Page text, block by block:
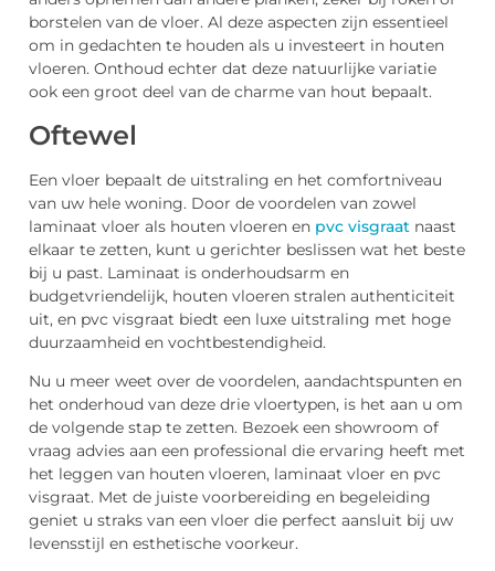
borstelen van de vloer. Al deze aspecten zijn essentieel
om in gedachten te houden als u investeert in houten
vloeren. Onthoud echter dat deze natuurlijke variatie
ook een groot deel van de charme van hout bepaalt.
Oftewel
Een vloer bepaalt de uitstraling en het comfortniveau
van uw hele woning. Door de voordelen van zowel
laminaat vloer als houten vloeren en pvc visgraat naast
elkaar te zetten, kunt u gerichter beslissen wat het beste
bij u past. Laminaat is onderhoudsarm en
budgetvriendelijk, houten vloeren stralen authenticiteit
uit, en pvc visgraat biedt een luxe uitstraling met hoge
duurzaamheid en vochtbestendigheid.
Nu u meer weet over de voordelen, aandachtspunten en
het onderhoud van deze drie vloertypen, is het aan u om
de volgende stap te zetten. Bezoek een showroom of
vraag advies aan een professional die ervaring heeft met
het leggen van houten vloeren, laminaat vloer en pvc
visgraat. Met de juiste voorbereiding en begeleiding
geniet u straks van een vloer die perfect aansluit bij uw
levensstijl en esthetische voorkeur.